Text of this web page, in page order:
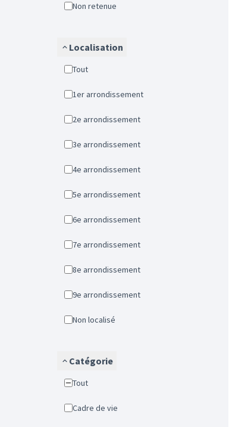
Non retenue
Localisation
Tout
1er arrondissement
2e arrondissement
3e arrondissement
4e arrondissement
5e arrondissement
6e arrondissement
7e arrondissement
8e arrondissement
9e arrondissement
Non localisé
Catégorie
Tout
Cadre de vie